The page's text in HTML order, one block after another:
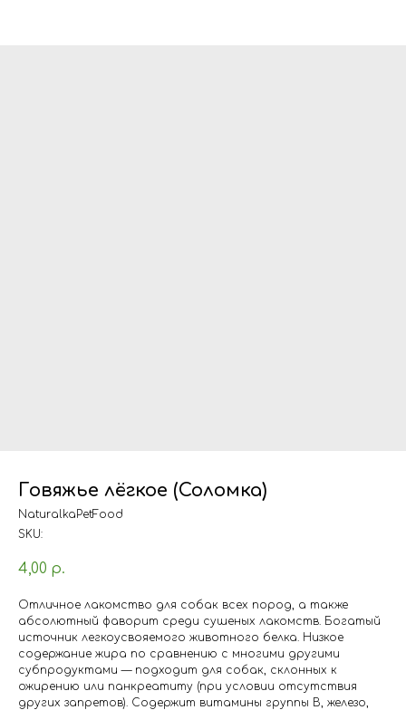
Говяжье лёгкое (Соломка)
NaturalkaPetFood
SKU:
4,00 р.
Отличное лакомство для собак всех пород, а также
абсолютный фаворит среди сушеных лакомств. Богатый
источник легкоусвояемого животного белка. Низкое
содержание жира по сравнению с многими другими
субпродуктами — подходит для собак, склонных к
ожирению или панкреатиту (при условии отсутствия
других запретов). Содержит витамины группы B, железо,